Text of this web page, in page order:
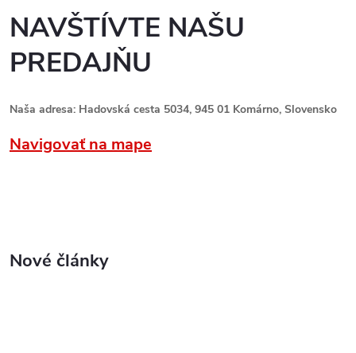
NAVŠTÍVTE NAŠU
PREDAJŇU
Naša adresa: Hadovská cesta 5034, 945 01 Komárno, Slovensko
Navigovať na mape
Nové články